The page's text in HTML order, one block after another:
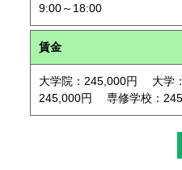
9:00～18:00
賃金
大学院：245,000円 大学
245,000円 専修学校：